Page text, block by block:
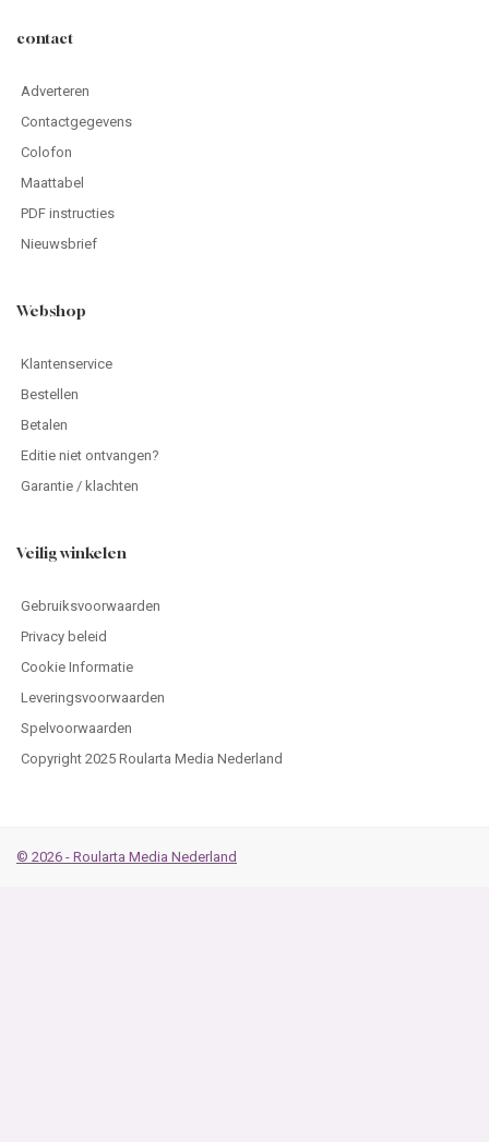
contact
Adverteren
Contactgegevens
Colofon
Maattabel
PDF instructies
Nieuwsbrief
Webshop
Klantenservice
Bestellen
Betalen
Editie niet ontvangen?
Garantie / klachten
Veilig winkelen
Gebruiksvoorwaarden
Privacy beleid
Cookie Informatie
Leveringsvoorwaarden
Spelvoorwaarden
Copyright 2025 Roularta Media Nederland
© 2026 - Roularta Media Nederland